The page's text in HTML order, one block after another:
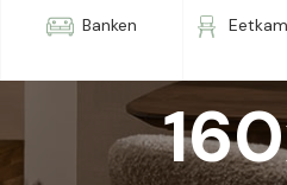
Banken